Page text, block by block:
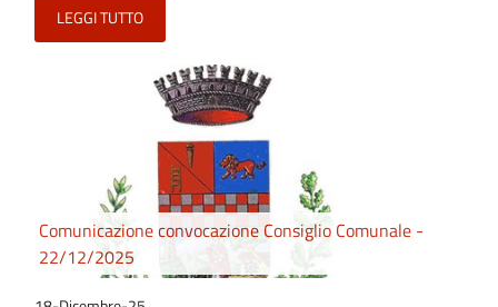
LEGGI TUTTO
Comunicazione convocazione Consiglio Comunale -
22/12/2025